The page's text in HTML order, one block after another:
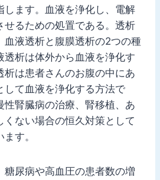
します。血液を浄化し、電解
せるための処置である。透析
血液透析と腹膜透析の2つの種
透析は体外から血液を浄化す
析は患者さんのお腹の中にあ
して血液を浄化する方法で
性腎臓病の治療、腎移植、あ
くない場合の恒久対策として
す。
糖尿病や高血圧の患者数の増